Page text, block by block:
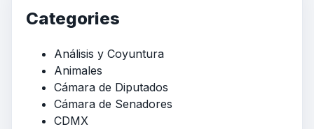
Categories
Análisis y Coyuntura
Animales
Cámara de Diputados
Cámara de Senadores
CDMX